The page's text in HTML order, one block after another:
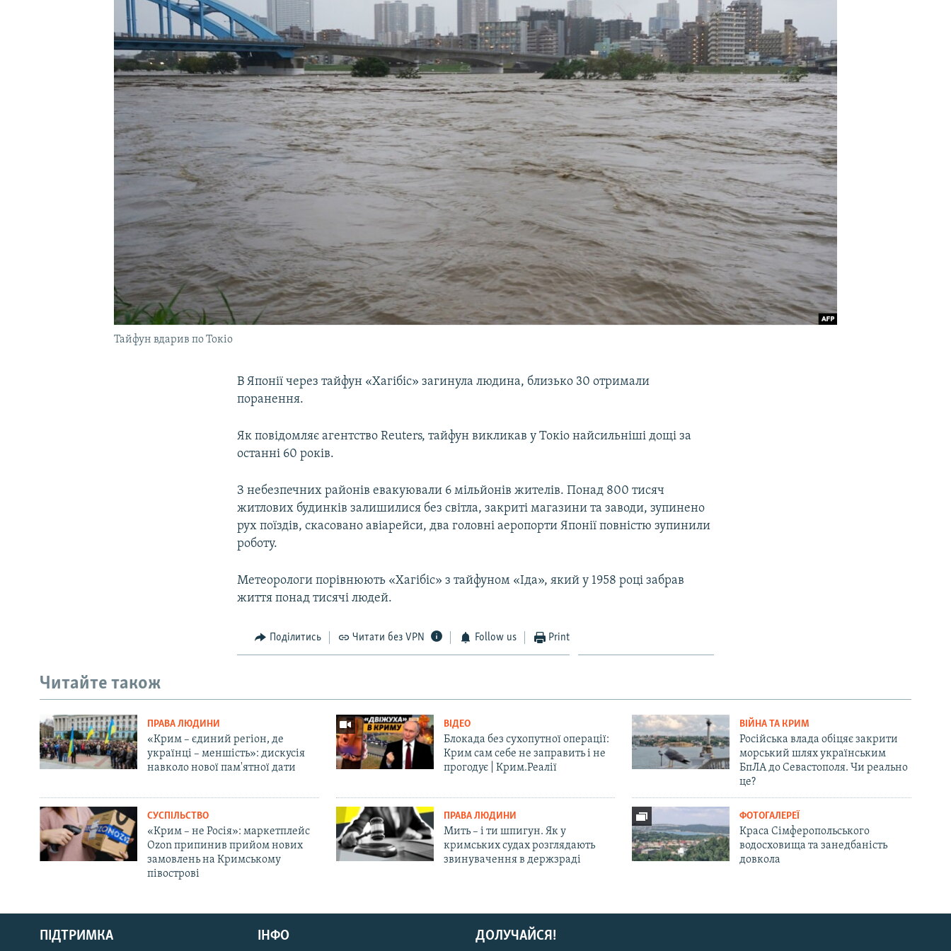
УКРАЇНСЬКА ПРОБЛЕМА КРИМУ
Русский
Qırımtatar
Тайфун вдарив по Токіо
В Японії через тайфун «Хагібіс» загинула людина, близько 30 отримали
поранення.
Як повідомляє агентство Reuters, тайфун викликав у Токіо найсильніші дощі за
останні 60 років.
З небезпечних районів евакуювали 6 мільйонів жителів. Понад 800 тисяч
житлових будинків залишилися без світла, закриті магазини та заводи, зупинено
рух поїздів, скасовано авіарейси, два головні аеропорти Японії повністю зупинили
роботу.
Метеорологи порівнюють «Хагібіс» з тайфуном «Іда», який у 1958 році забрав
життя понад тисячі людей.
Поділитись Читати без VPN Follow us Print
Читайте також
ПРАВА ЛЮДИНИ
«Крим – єдиний регіон, де
українці – меншість»: дискусія
навколо нової пам'ятної дати
ВІДЕО
Блокада без сухопутної операції:
Крим сам себе не заправить і не
прогодує | Крим.Реалії
ВІЙНА ТА КРИМ
Російська влада обіцяє закрити
морський шлях українським
БпЛА до Севастополя. Чи реально
це?
СУСПІЛЬСТВО
«Крим – не Росія»: маркетплейс
Ozon припинив прийом нових
замовлень на Кримському
півострові
ПРАВА ЛЮДИНИ
Мить – і ти шпигун. Як у
кримських судах розглядають
звинувачення в держзраді
ФОТОГАЛЕРЕЇ
Краса Сімферопольського
водосховища та занедбаність
довкола
ДОЛУЧАЙСЯ!
ПІДТРИМКА ІНФО